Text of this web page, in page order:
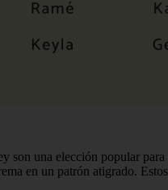
son una elección popular
en un patrón atigrado.